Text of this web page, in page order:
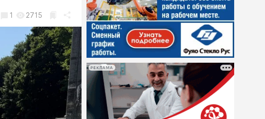
1 2715
РЕКЛАМА